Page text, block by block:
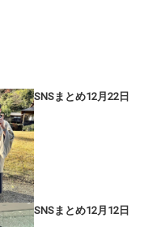
SNSまとめ12月22日
SNSまとめ12月12日